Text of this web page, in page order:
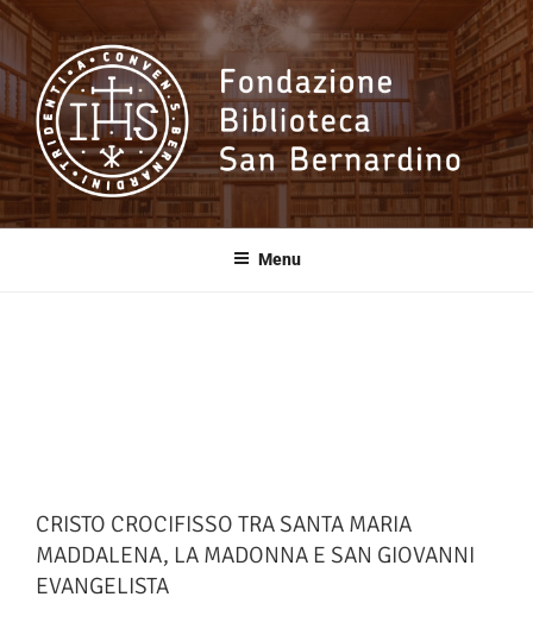
Salta
contenuto
Fondazione
Biblioteca SanMenu
CRISTO CROCIFISSO TRA SANTA MARIA
MADDALENA, LA MADONNA E SAN GIOVANNI
EVANGELISTA